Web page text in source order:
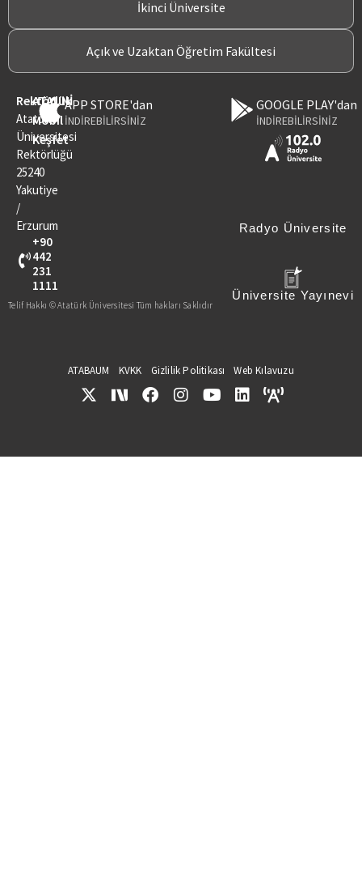
İkinci Üniversite
Açık ve Uzaktan Öğretim Fakültesi
Rektörlük
Atatürk
Üniversitesi
Rektörlüğü
25240
Yakutiye
/
Erzurum
+90
442
231
1111
ATAUNİ
Mobil
Keşfet
APP STORE'dan
İNDİREBİLİRSİNİZ
GOOGLE PLAY'dan
İNDİREBİLİRSİNİZ
Radyo Üniversite
Üniversite Yayınevi
Telif Hakkı © Atatürk Üniversitesi Tüm hakları Saklıdır
ATABAUM KVKK Gizlilik Politikası Web Kılavuzu